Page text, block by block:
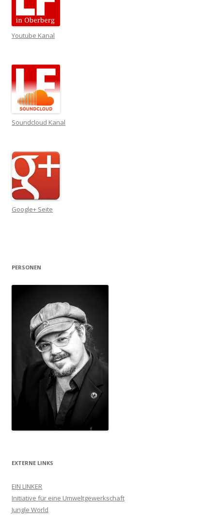
Youtube Kanal
Soundcloud Kanal
Google+ Seite
PERSONEN
EXTERNE LINKS
EIN LINKER
Initiative für eine Umweltgewerkschaft
Jungle World